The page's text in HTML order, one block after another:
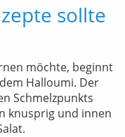
sollte
möchte, beginnt
Halloumi. Der
Schmelzpunkts
knusprig und innen